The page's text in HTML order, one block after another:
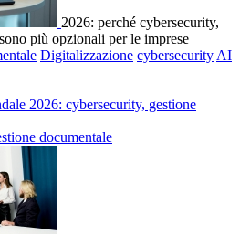
2026: perché cybersecurity,
più opzionali per le imprese
Digitalizzazione cybersecurity AI
2026: cybersecurity, gestione
documentale